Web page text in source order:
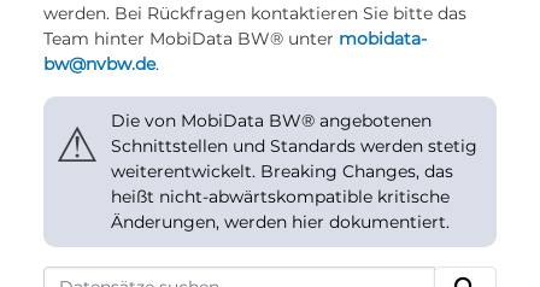
werden. Bei Rückfragen kontaktieren Sie bitte das
Team hinter MobiData BW® unter mobidata-
bw@nvbw.de.
⚠
Die von MobiData BW® angebotenen
Schnittstellen und Standards werden stetig
weiterentwickelt. Breaking Changes, das
heißt nicht-abwärtskompatible kritische
Änderungen, werden hier dokumentiert.